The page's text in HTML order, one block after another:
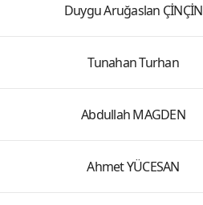
Duygu Aruğaslan ÇİNÇİN
Tunahan Turhan
Abdullah MAGDEN
Ahmet YÜCESAN